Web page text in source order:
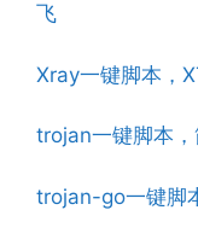
飞
Xray一键脚本，
trojan一键脚本，
trojan-go一键脚